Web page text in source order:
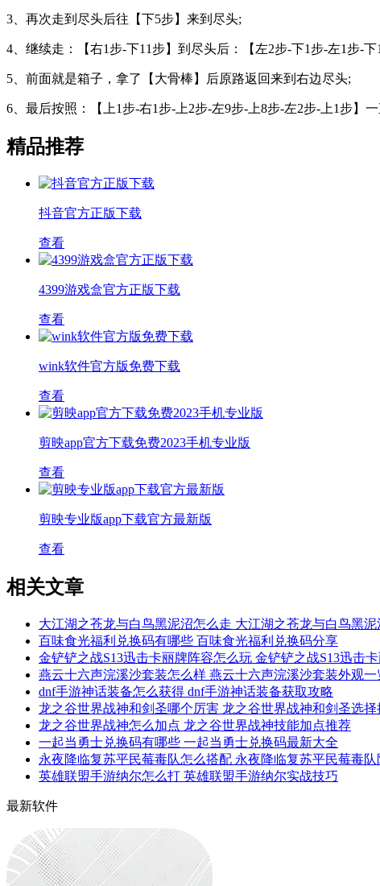
3、再次走到尽头后往【下5步】来到尽头;
4、继续走：【右1步-下11步】到尽头后：【左2步-下1步-左1步-
5、前面就是箱子，拿了【大骨棒】后原路返回来到右边尽头;
6、最后按照：【上1步-右1步-上2步-左9步-上8步-左2步-上1步】
精品推荐
抖音官方正版下载
查看
4399游戏盒官方正版下载
查看
wink软件官方版免费下载
查看
剪映app官方下载免费2023手机专业版
查看
剪映专业版app下载官方最新版
查看
相关文章
大江湖之苍龙与白鸟黑泥沼怎么走 大江湖之苍龙与白鸟黑泥
百味食光福利兑换码有哪些 百味食光福利兑换码分享
金铲铲之战S13迅击卡丽牌阵容怎么玩 金铲铲之战S13迅击
燕云十六声浣溪沙套装怎么样 燕云十六声浣溪沙套装外观一
dnf手游神话装备怎么获得 dnf手游神话装备获取攻略
龙之谷世界战神和剑圣哪个厉害 龙之谷世界战神和剑圣选择
龙之谷世界战神怎么加点 龙之谷世界战神技能加点推荐
一起当勇士兑换码有哪些 一起当勇士兑换码最新大全
永夜降临复苏平民莓毒队怎么搭配 永夜降临复苏平民莓毒队
英雄联盟手游纳尔怎么打 英雄联盟手游纳尔实战技巧
最新软件